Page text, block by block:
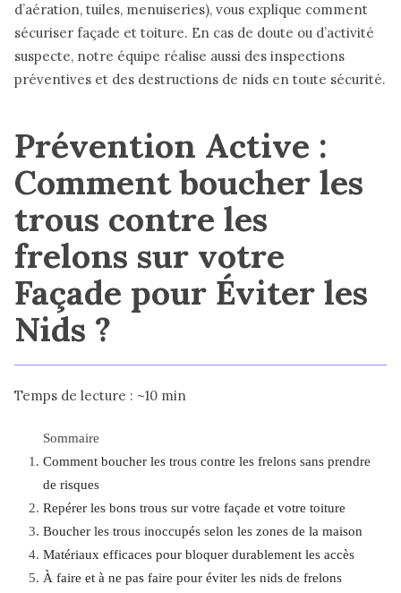
d’aération, tuiles, menuiseries), vous explique comment
sécuriser façade et toiture. En cas de doute ou d’activité
suspecte, notre équipe réalise aussi des inspections
préventives et des destructions de nids en toute sécurité.
Prévention Active :
Comment boucher les
trous contre les
frelons sur votre
Façade pour Éviter les
Nids ?
Temps de lecture : ~10 min
Sommaire
Comment boucher les trous contre les frelons sans prendre
de risques
Repérer les bons trous sur votre façade et votre toiture
Boucher les trous inoccupés selon les zones de la maison
Matériaux efficaces pour bloquer durablement les accès
À faire et à ne pas faire pour éviter les nids de frelons